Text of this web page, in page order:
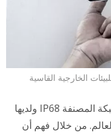
الخارجية القاسية
تقدم CRXCabling منتجات اتصالات الشبكة المصنفة IP68 ولديها
من خلال فهم أن